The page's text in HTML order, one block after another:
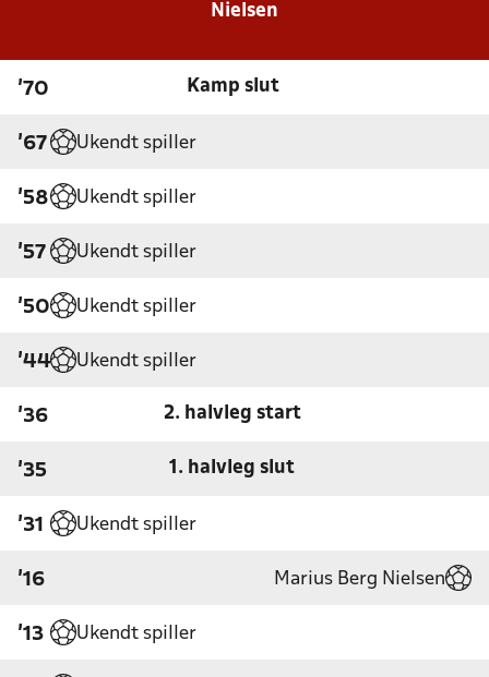
Nielsen
'70 Kamp slut
'67 Ukendt spiller
'58 Ukendt spiller
'57 Ukendt spiller
'50 Ukendt spiller
'44 Ukendt spiller
'36 2. halvleg start
'35 1. halvleg slut
'31 Ukendt spiller
'16 Marius Berg Nielsen
'13 Ukendt spiller